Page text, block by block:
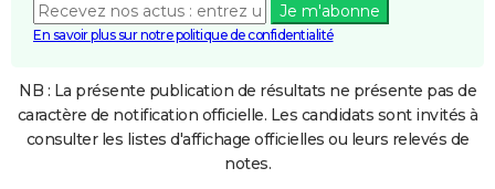
Je m'abonne
En savoir plus sur notre politique de confidentialité
NB : La présente publication de résultats ne présente pas de
caractère de notification officielle. Les candidats sont invités à
consulter les listes d'affichage officielles ou leurs relevés de
notes.